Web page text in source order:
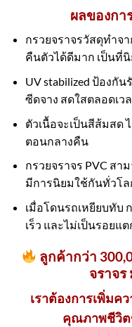
ผลของก
กรวยจราจรวัสดุทำจ
คืนตัวได้ดีมาก เป็นที่
UV stabilized ป้องกั
ซีดจาง สดใสตลอดเว
ตัวเนื้อจะเป็นสีส้มสด
ตอนกลางคืน
กรวยจราจร PVC ส
มีการนิยมใช้กันทั่วโล
เมื่อโดนรถเหยียบทับ
เร็ว และไม่เป็นรอยแ
ลูกค้ากว่า
จราจร
เราต้องการเพิ่มค
คุณภาพชีวิต